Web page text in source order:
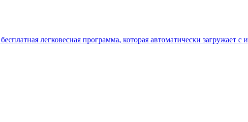
легковесная программа, которая автоматически загружает